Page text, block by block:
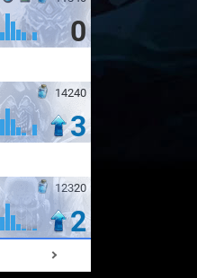
0
14240
3
12320
2